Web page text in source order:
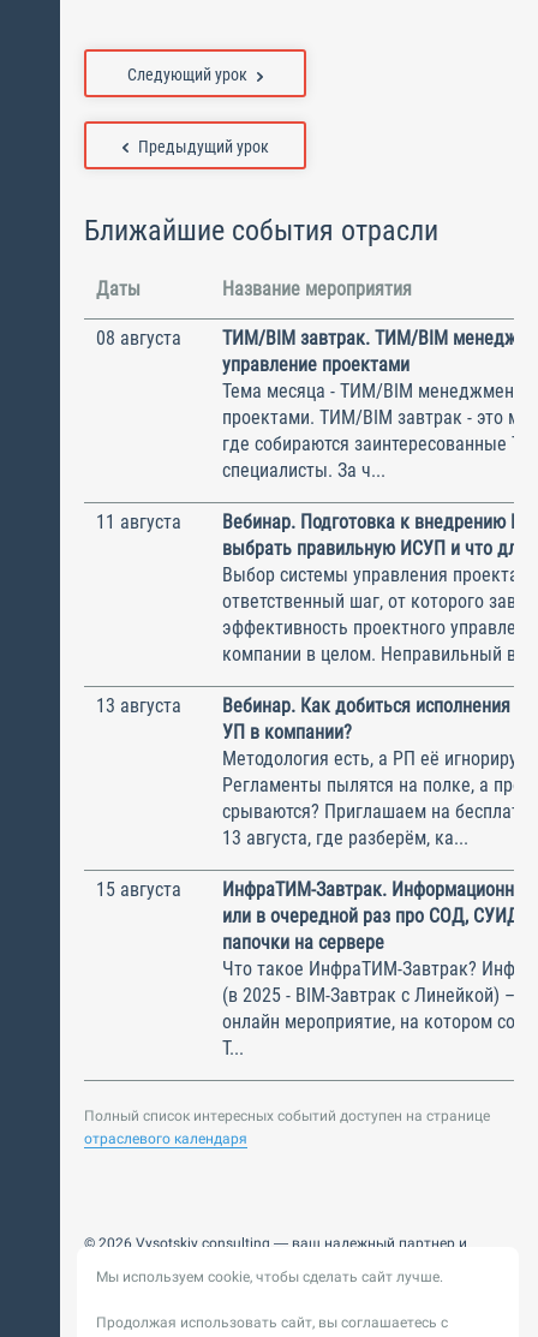
Предыдущий урок
Следующий урок
Ближайшие события отрасли
Даты Название мероприятия
08 августа
ТИМ/BIM завтрак. ТИМ/BIM
управление проектами
Тема месяца - ТИМ/BIM менеджмент и
проектами. ТИМ/BIM завтрак - это
где собираются заинтересованные
специалисты. За ч...
11 августа
Вебинар. Подготовка к внедрению
выбрать правильную ИСУП и что для
Выбор системы управления
ответственный шаг, от которого
эффективность проектного
компании в целом. Неправильный
13 августа
Вебинар. Как добиться исполнения
УП в компании?
Методология есть, а РП её
Регламенты пылятся на полке, а
срываются? Приглашаем на
13 августа, где разберём, ка...
15 августа
ИнфраТИМ-Завтрак.
или в очередной раз про СОД, СУИД и
папочки на сервере
Что такое ИнфраТИМ-Завтрак?
(в 2025 - BIM-Завтрак с Линейкой) –
онлайн мероприятие, на котором
Т...
Полный список интересных событий доступен на странице
отраслевого календаря
© 2026 Vysotskiy consulting — ваш надежный партнер и
Цифровизация, BIM, ИИ. Внедряем и оптимизируем
Мы используем cookie, чтобы сделать сайт лучше.
Продолжая использовать сайт, вы соглашаетесь с